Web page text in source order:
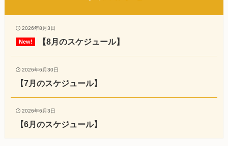
2026年8月3日
【8月のスケジュール】
2026年6月30日
【7月のスケジュール】
2026年6月3日
【6月のスケジュール】